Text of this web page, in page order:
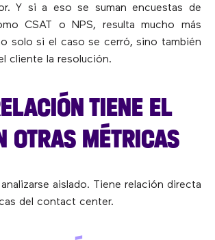
Y si a eso se suman encuestas de
CSAT o NPS, resulta mucho más
solo si el caso se cerró, sino también
cliente la resolución.
TIENE EL
OTRAS MÉTRICAS
analizarse aislado. Tiene relación directa
del contact center.